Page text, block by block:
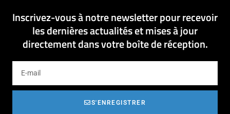
Inscrivez-vous à notre newsletter pour recevoir
les dernières actualités et mises à jour
directement dans votre boîte de réception.
S'ENREGISTRER